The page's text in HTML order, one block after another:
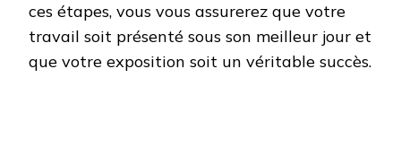
ces étapes, vous vous assurerez que votre
travail soit présenté sous son meilleur jour et
que votre exposition soit un véritable succès.